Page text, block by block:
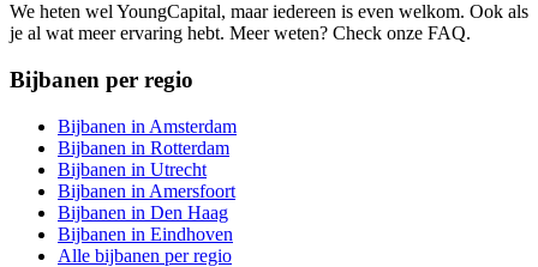
We heten wel YoungCapital, maar iedereen is even welkom. Ook als
je al wat meer ervaring hebt. Meer weten? Check onze FAQ.
Bijbanen per regio
Bijbanen in Amsterdam
Bijbanen in Rotterdam
Bijbanen in Utrecht
Bijbanen in Amersfoort
Bijbanen in Den Haag
Bijbanen in Eindhoven
Alle bijbanen per regio